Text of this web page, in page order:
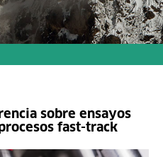
sobre ensayos
fast-track